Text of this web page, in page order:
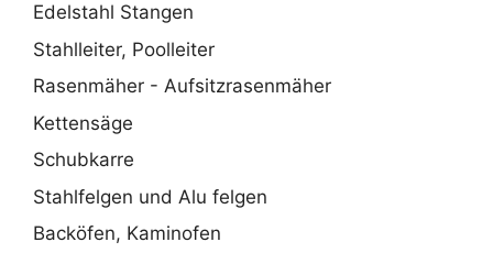
Edelstahl Stangen
Stahlleiter, Poolleiter
Rasenmäher - Aufsitzrasenmäher
Kettensäge
Schubkarre
Stahlfelgen und Alu felgen
Backöfen, Kaminofen